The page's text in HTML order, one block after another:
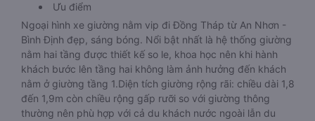
Ưu điểm
Ngoại hình xe giường nằm vip đi Đồng Tháp từ An Nhơn -
Bình Định đẹp, sáng bóng. Nổi bật nhất là hệ thống giường
nằm hai tầng được thiết kế so le, khoa học nên khi hành
khách bước lên tầng hai không làm ảnh hưởng đến khách
nằm ở giường tầng 1.Diện tích giường rộng rãi: chiều dài 1,8
đến 1,9m còn chiều rộng gấp rưỡi so với giường thông
thường nên phù hợp với cả du khách nước ngoài lẫn du